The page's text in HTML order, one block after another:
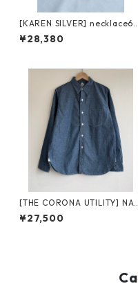
[KAREN SILVER] necklace6
カレンシルバー 45cm
¥28,380
[THE CORONA UTILITY]
Y 1POCKET SHIRT cotton ch
ambray CS001-26-01 コロナ
¥27,500